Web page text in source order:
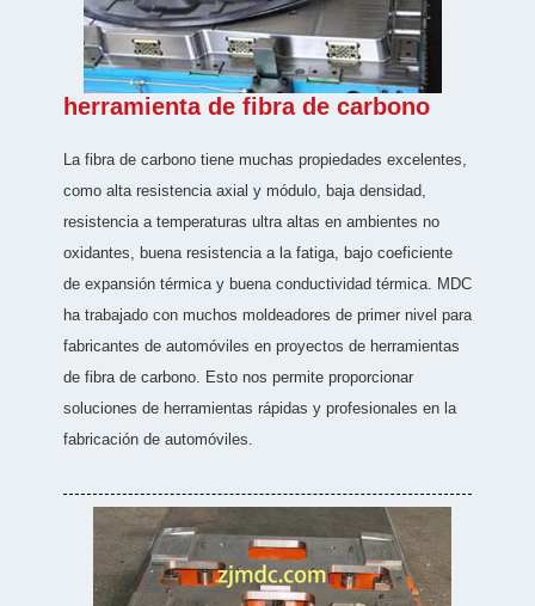
herramienta de fibra de carbono
La fibra de carbono tiene muchas propiedades excelentes,
como alta resistencia axial y módulo, baja densidad,
resistencia a temperaturas ultra altas en ambientes no
oxidantes, buena resistencia a la fatiga, bajo coeficiente
de expansión térmica y buena conductividad térmica. MDC
ha trabajado con muchos moldeadores de primer nivel para
fabricantes de automóviles en proyectos de herramientas
de fibra de carbono. Esto nos permite proporcionar
soluciones de herramientas rápidas y profesionales en la
fabricación de automóviles.